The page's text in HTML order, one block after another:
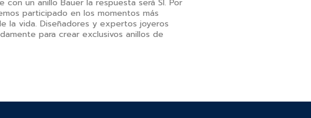
participado en los momentos más
la vida. Diseñadores y expertos joyeros
para crear exclusivos anillos de